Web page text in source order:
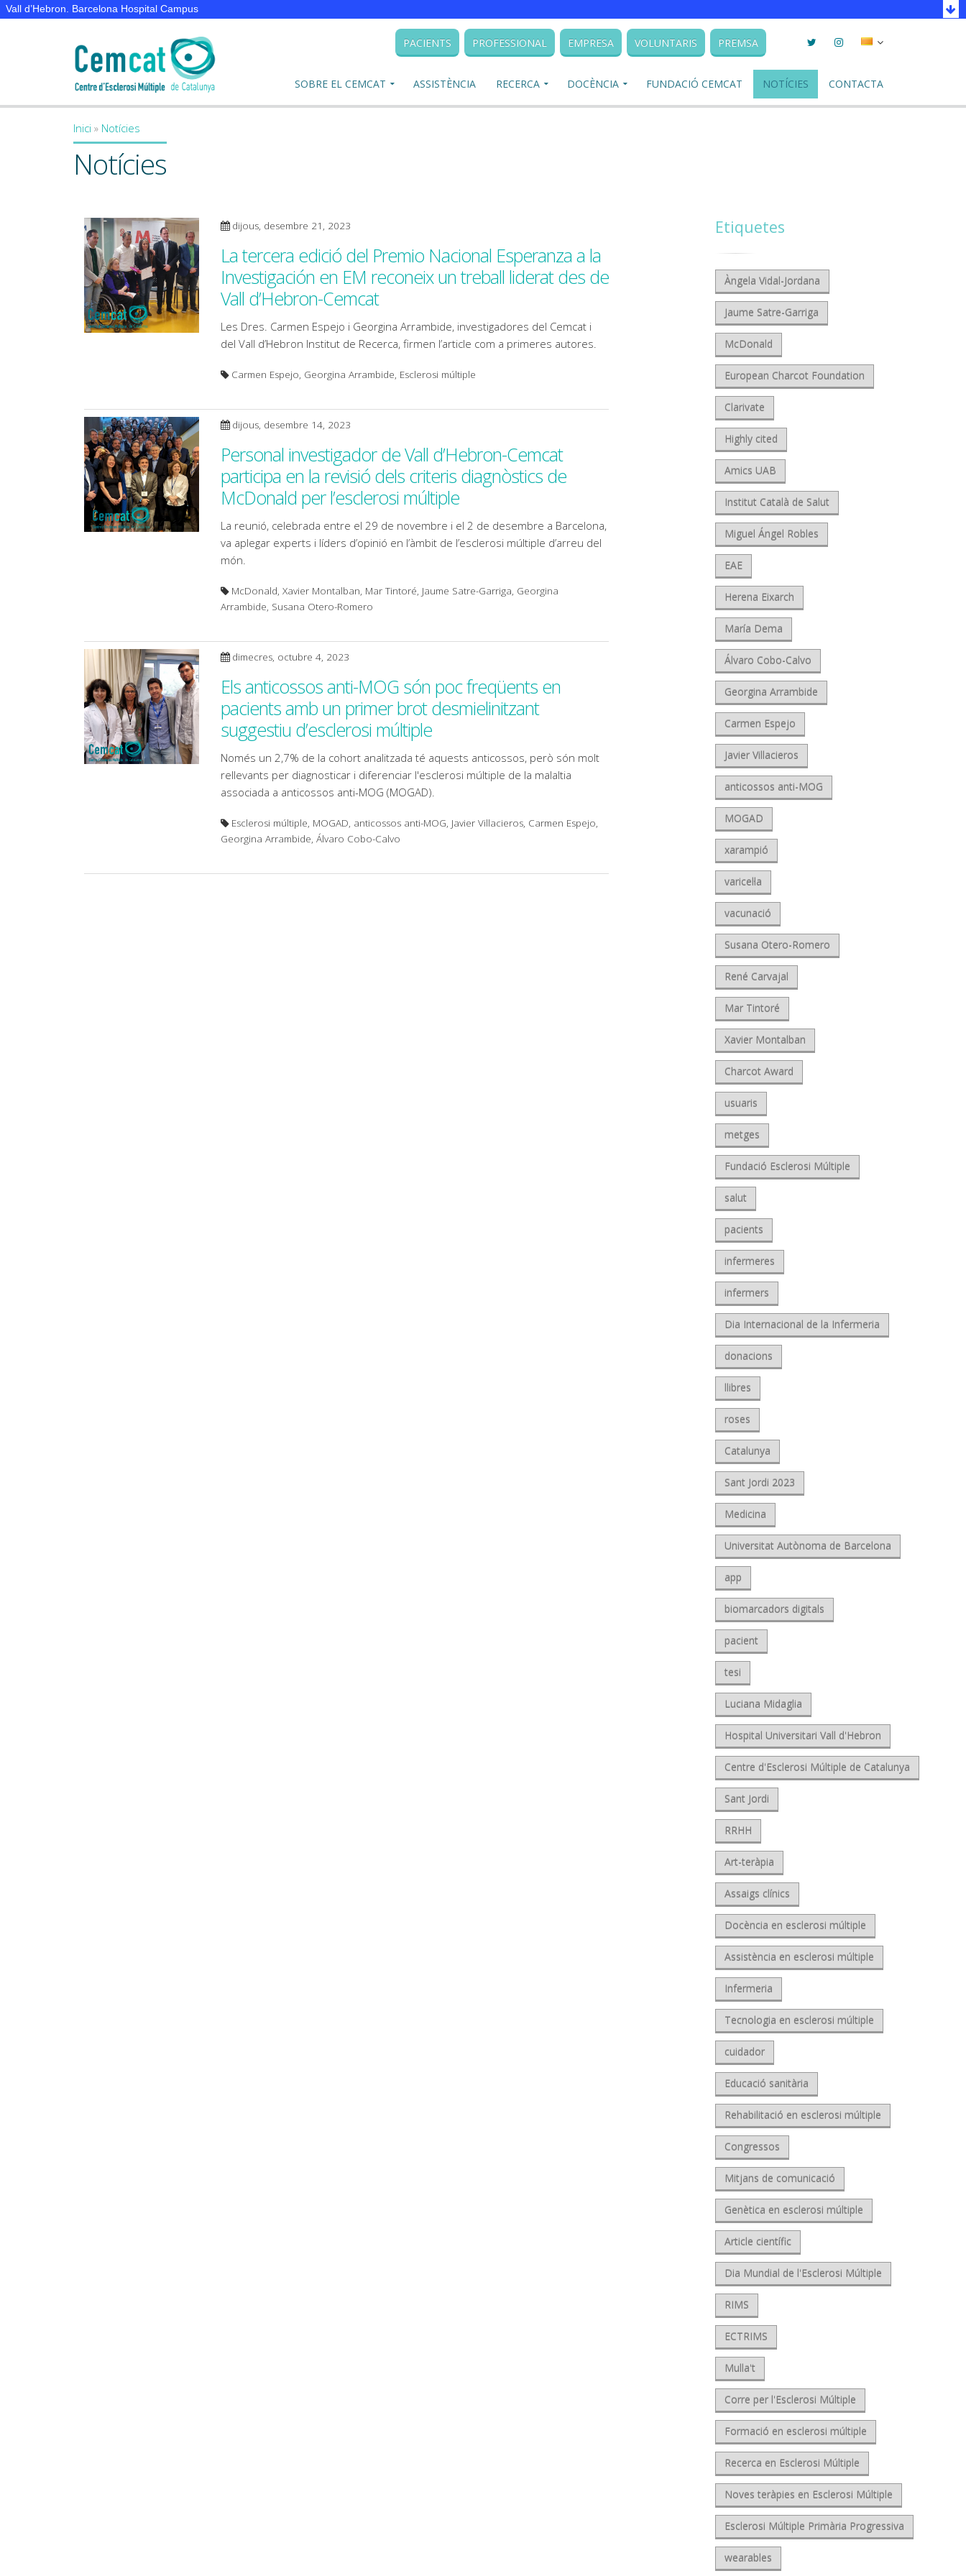
Vall d’Hebron. Barcelona Hospital Campus
PACIENTS PROFESSIONAL EMPRESA VOLUNTARIS PREMSA TwitterInstagramSeleccionar
SOBRE EL CEMCAT
ASSISTÈNCIA RECERCA DOCÈNCIA FUNDACIÓ CEMCAT NOTÍCIES CONTACTA
You are here
Inici » Notícies
Notícies
dijous, desembre 21, 2023
La tercera edició del Premio Nacional Esperanza a la
Investigación en EM reconeix un treball liderat des de
Vall d’Hebron-Cemcat
Les Dres. Carmen Espejo i Georgina Arrambide, investigadores del Cemcat i
del Vall d’Hebron Institut de Recerca, firmen l’article com a primeres autores.
Carmen Espejo, Georgina Arrambide, Esclerosi múltiple
dijous, desembre 14, 2023
Personal investigador de Vall d’Hebron-Cemcat
participa en la revisió dels criteris diagnòstics de
McDonald per l’esclerosi múltiple
La reunió, celebrada entre el 29 de novembre i el 2 de desembre a Barcelona,
va aplegar experts i líders d’opinió en l’àmbit de l’esclerosi múltiple d’arreu del
món.
McDonald, Xavier Montalban, Mar Tintoré, Jaume Satre-Garriga, Georgina
Arrambide, Susana Otero-Romero
dimecres, octubre 4, 2023
Els anticossos anti-MOG són poc freqüents en
pacients amb un primer brot desmielinitzant
suggestiu d’esclerosi múltiple
Només un 2,7% de la cohort analitzada té aquests anticossos, però són molt
rellevants per diagnosticar i diferenciar l'esclerosi múltiple de la malaltia
associada a anticossos anti-MOG (MOGAD).
Esclerosi múltiple, MOGAD, anticossos anti-MOG, Javier Villacieros, Carmen Espejo,
Georgina Arrambide, Álvaro Cobo-Calvo
Etiquetes
Àngela Vidal-Jordana
Jaume Satre-Garriga
McDonald
European Charcot Foundation
Clarivate
Highly cited
Amics UAB
Institut Català de Salut
Miguel Ángel Robles
EAE
Herena Eixarch
María Dema
Álvaro Cobo-Calvo
Georgina Arrambide
Carmen Espejo
Javier Villacieros
anticossos anti-MOG
MOGAD
xarampió
varicel·la
vacunació
Susana Otero-Romero
René Carvajal
Mar Tintoré
Xavier Montalban
Charcot Award
usuaris
metges
Fundació Esclerosi Múltiple
salut
pacients
infermeres
infermers
Dia Internacional de la Infermeria
donacions
llibres
roses
Catalunya
Sant Jordi 2023
Medicina
Universitat Autònoma de Barcelona
app
biomarcadors digitals
pacient
tesi
Luciana Midaglia
Hospital Universitari Vall d'Hebron
Centre d'Esclerosi Múltiple de Catalunya
Sant Jordi
RRHH
Art-teràpia
Assaigs clínics
Docència en esclerosi múltiple
Assistència en esclerosi múltiple
Infermeria
Tecnologia en esclerosi múltiple
cuidador
Educació sanitària
Rehabilitació en esclerosi múltiple
Congressos
Mitjans de comunicació
Genètica en esclerosi múltiple
Article científic
Dia Mundial de l'Esclerosi Múltiple
RIMS
ECTRIMS
Mulla't
Corre per l'Esclerosi Múltiple
Formació en esclerosi múltiple
Recerca en Esclerosi Múltiple
Noves teràpies en Esclerosi Múltiple
Esclerosi Múltiple Primària Progressiva
wearables